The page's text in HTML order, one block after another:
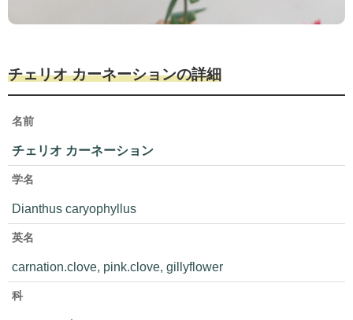
チェリオ カーネーションの詳細
名前
チェリオ カーネーション
学名
Dianthus caryophyllus
英名
carnation.clove, pink.clove, gillyflower
科